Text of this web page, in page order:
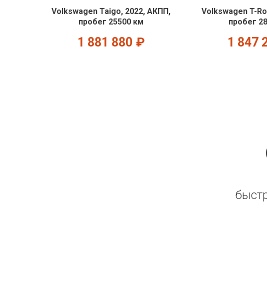
Volkswagen Taigo, 2022, АКПП,
пробег 25500 км
1 881 880 ₽
Volkswagen T-
пробег
1 847